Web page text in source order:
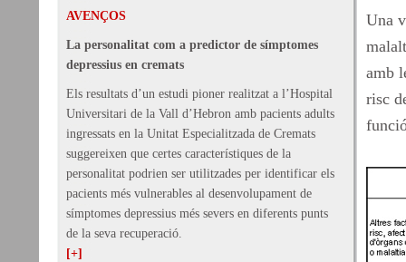
AVENÇOS
La personalitat com a predictor de símptomes
depressius en cremats
Els resultats d’un estudi pioner realitzat a l’Hospital
Universitari de la Vall d’Hebron amb pacients adults
ingressats en la Unitat Especialitzada de Cremats
suggereixen que certes característiques de la
personalitat podrien ser utilitzades per identificar els
pacients més vulnerables al desenvolupament de
símptomes depressius més severs en diferents punts
de la seva recuperació.
[+]
Una
amb
risc